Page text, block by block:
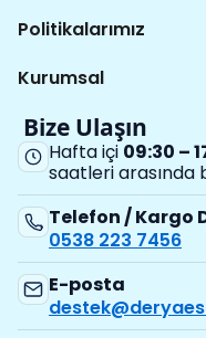
Politikalarımız
Kurumsal
Bize Ulaşın
Hafta içi 09:30 –
saatleri arasında
Telefon / Kargo
0538 223 7456
E-posta